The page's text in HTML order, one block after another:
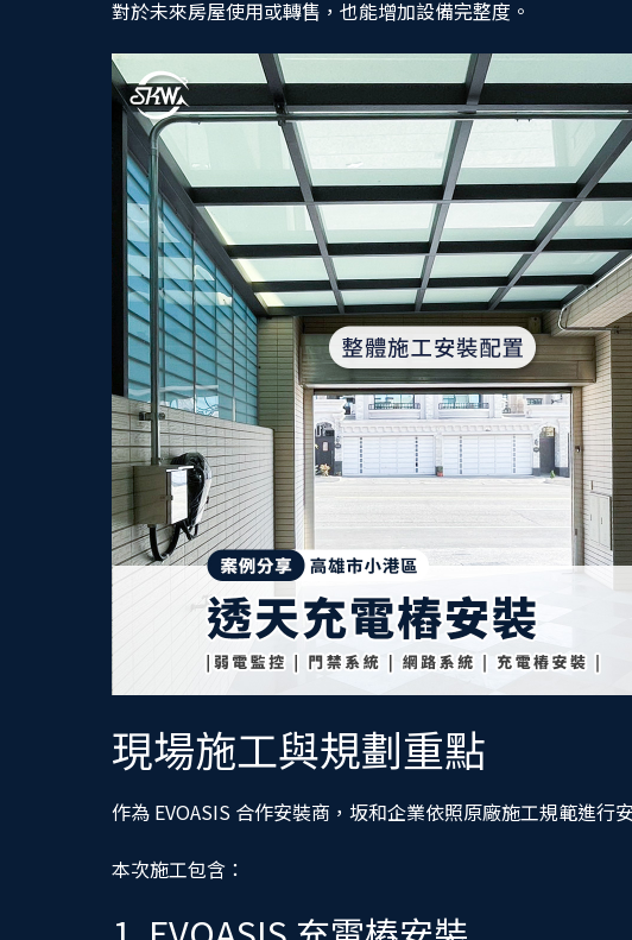
對於未來房屋使用或轉售，也能增加設備完整度。
現場施工與規劃重點
作為 EVOASIS 合作安裝商，坂和企業依照原廠施工規範進行
本次施工包含：